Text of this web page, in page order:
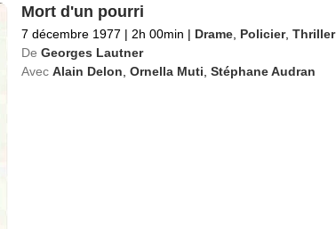
Mort d'un pourri
7 décembre 1977 | 2h 00min | Drame, Policier, Thriller
De Georges Lautner
Avec Alain Delon, Ornella Muti, Stéphane Audran